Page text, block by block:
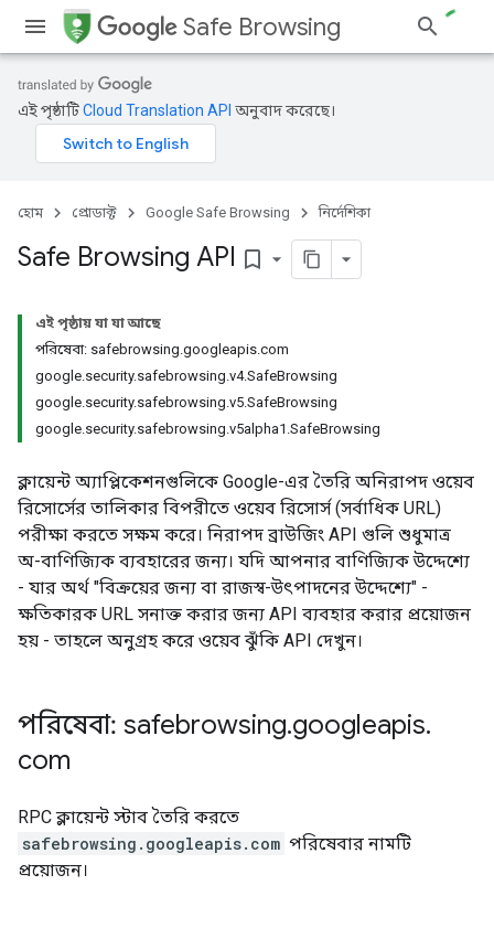
Safe Browsing
এই পৃষ্ঠাটিCloud Translation API অনুবাদ করেছে।
হোম প্রোডাক্ট Google Safe Browsing নির্দেশিকা
Safe Browsing API bookmark_border
এই পৃষ্ঠায় যা যা আছে
পরিষেবা: safebrowsing.googleapis.com
google.security.safebrowsing.v4.SafeBrowsing
google.security.safebrowsing.v5.SafeBrowsing
google.security.safebrowsing.v5alpha1.SafeBrowsing
ক্লায়েন্ট অ্যাপ্লিকেশনগুলিকে Google-এর তৈরি অনিরাপদ ওয়েব
রিসোর্সের তালিকার বিপরীতে ওয়েব রিসোর্স (সর্বাধিক URL)
পরীক্ষা করতে সক্ষম করে। নিরাপদ ব্রাউজিং API গুলি শুধুমাত্র
অ-বাণিজ্যিক ব্যবহারের জন্য। যদি আপনার বাণিজ্যিক উদ্দেশ্যে
- যার অর্থ "বিক্রয়ের জন্য বা রাজস্ব-উৎপাদনের উদ্দেশ্যে" -
ক্ষতিকারক URL সনাক্ত করার জন্য API ব্যবহার করার প্রয়োজন
হয় - তাহলে অনুগ্রহ করে ওয়েব ঝুঁকি API দেখুন।
পরিষেবা: safebrowsing.googleapis.
com
RPC ক্লায়েন্ট স্টাব তৈরি করতে
safebrowsing.googleapis.com পরিষেবার নামটি
প্রয়োজন।